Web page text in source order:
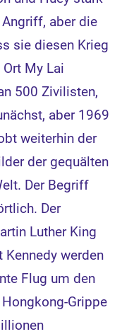
aber die
sie diesen Krieg
My Lai
500 Zivilisten,
aber 1969
weiterhin der
der gequälten
Der Begriff
Der
Luther King
Kennedy werden
Flug um den
Grippe